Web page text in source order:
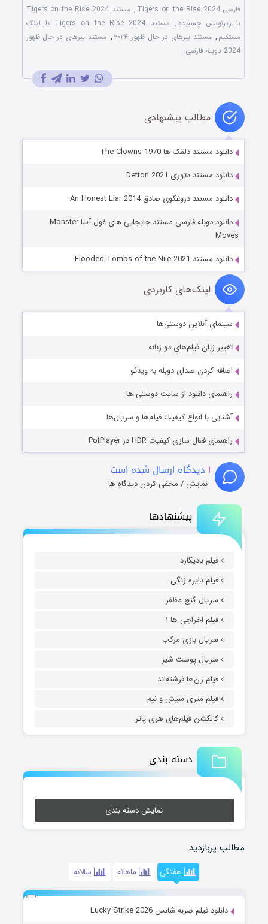
پیشنهادها
فیلم بادیگارد
فیلم دایره زنگی
سریال گنج مظفر
فیلم اخراجی ها ۱
سریال بازی مرکب
سریال پوست شیر
فیلم زن‌ها فرشته‌اند
فیلم متری شیش و نیم
کالکشن فیلم‌های هری پاتر
دسته بندی
نمایش دسته بندی
مطالب پربازدید
هفتگی ماهانه سالانه
دانلود فیلم ضربه شانس Lucky Strike 2026
فارسی Tigers on the Rise 2024
,
مستند Tigers on the Rise 2024
با زیرنویس چسبیده ,
مستند Tigers on the Rise 2024 با لینک
مستقیم , مستند ببرهای در حال ظهور ۲۰۲۴ , مستند ببرهای در حال ظهور
2024 دوبله فارسی
مطالب پیشنهادی
دانلود مستند دلقک ها The Clowns 1970
دانلود مستند دتوری Dettori 2021
دانلود مستند دروغگوی صادق An Honest Liar 2014
دانلود دوبله فارسی مستند جابجایی های غول آسا Monster
Moves
دانلود مستند Flooded Tombs of the Nile 2021
لینک‌های کاربردی
سینمای آنلاین دوستی‌ها
تغییر زبان فیلم‌های دو زبانه
اضافه کردن صدای دوبله به ویدئو
راهنمای دانلود از سایت دوستی ها
آشنایی با انواع کیفیت فیلم‌ها و سریال‌ها
راهنمای فعال سازی کیفیت HDR در PotPlayer
۱ دیدگاه ارسال شده است
نمایش / مخفی کردن دیدگاه ها